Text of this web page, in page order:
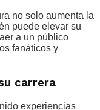
no solo aumenta la
puede elevar su
a un público
fanáticos y
carrera
experiencias